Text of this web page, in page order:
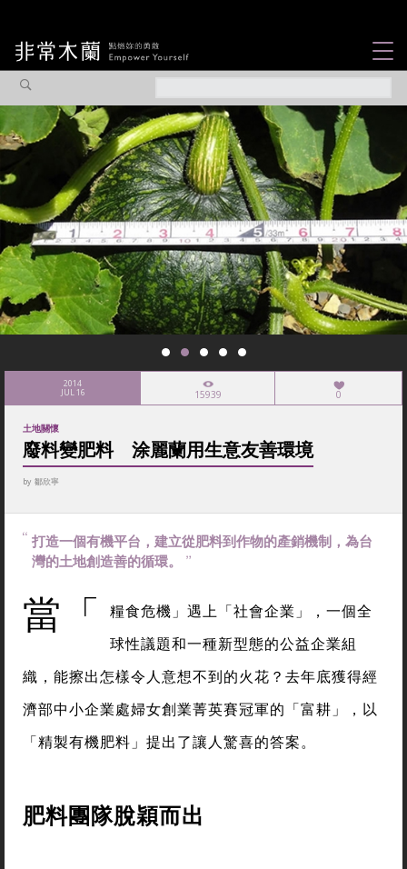
觀點專欄
焦點企劃
社會企業
認識我們
2014
JUL 16 15939 0
土地關懷
廢料變肥料 涂麗蘭用生意友善環境
by 鄒欣寧
打造一個有機平台，建立從肥料到作物的產銷機制，為台
灣的土地創造善的循環。
當「
糧食危機」遇上「社會企業」，一個全
球性議題和一種新型態的公益企業組
織，能擦出怎樣令人意想不到的火花？去年底獲得經
濟部中小企業處婦女創業菁英賽冠軍的「富耕」，以
「精製有機肥料」提出了讓人驚喜的答案。
肥料團隊脫穎而出